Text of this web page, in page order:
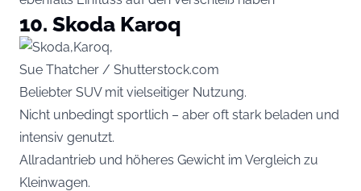
10. Skoda Karoq
Sue Thatcher / Shutterstock.com
Beliebter SUV mit vielseitiger Nutzung.
Nicht unbedingt sportlich – aber oft stark beladen und
intensiv genutzt.
Allradantrieb und höheres Gewicht im Vergleich zu
Kleinwagen.